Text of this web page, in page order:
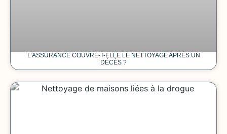
L’ASSURANCE COUVRE-T-ELLE LE NETTOYAGE APRÈS UN
DÉCÈS ?